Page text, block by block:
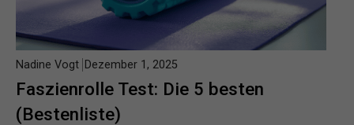
Faszienrolle Test: Die 5 besten
(Bestenliste)
Nadine Vogt Dezember 1, 2025